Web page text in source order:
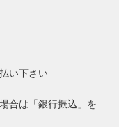
い下さい
合は「銀行振込」を